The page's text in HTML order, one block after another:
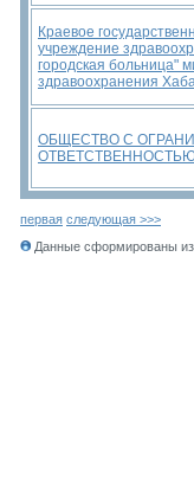
Краевое
учреждение
городская больница"
здравоохранения
ОБЩЕСТВО С
первая следующая >>>
Данные сформированы из